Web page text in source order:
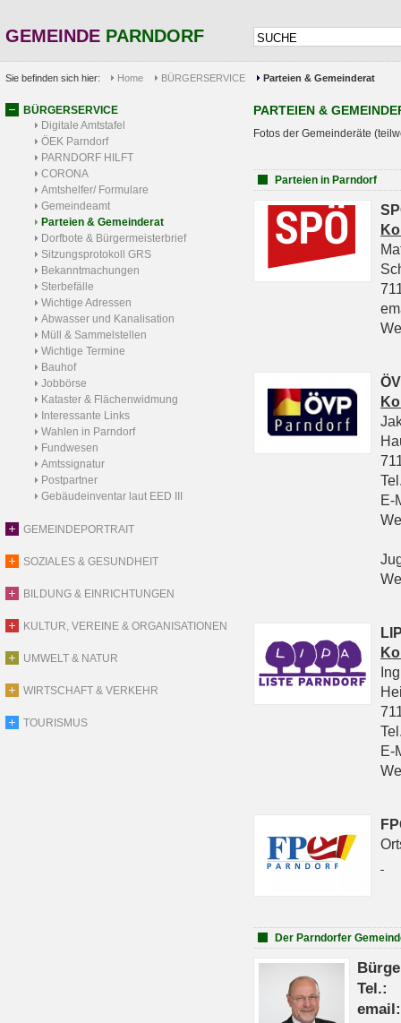
GEMEINDE PARNDORF
Sie befinden sich hier: Home BÜRGERSERVICE Parteien & Gemeinderat
BÜRGERSERVICE
Digitale Amtstafel
ÖEK Parndorf
PARNDORF HILFT
CORONA
Amtshelfer/ Formulare
Gemeindeamt
Parteien & Gemeinderat
Dorfbote & Bürgermeisterbrief
Sitzungsprotokoll GRS
Bekanntmachungen
Sterbefälle
Wichtige Adressen
Abwasser und Kanalisation
Müll & Sammelstellen
Wichtige Termine
Bauhof
Jobbörse
Kataster & Flächenwidmung
Interessante Links
Wahlen in Parndorf
Fundwesen
Amtssignatur
Postpartner
Gebäudeinventar laut EED III
GEMEINDEPORTRAIT
SOZIALES & GESUNDHEIT
BILDUNG & EINRICHTUNGEN
KULTUR, VEREINE & ORGANISATIONEN
UMWELT & NATUR
WIRTSCHAFT & VERKEHR
TOURISMUS
PARTEIEN &
Fotos der Gemeinderäte
Parteien in Parndorf
E-
E-
Der Parndorfer